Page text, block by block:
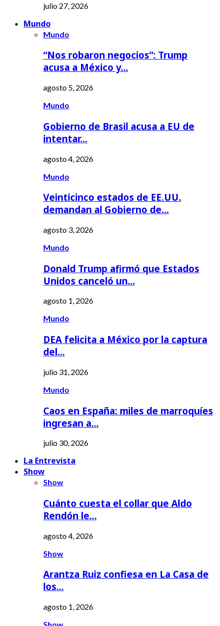
julio 27, 2026
Mundo
Mundo
“Nos robaron negocios”: Trump
acusa a México y…
agosto 5, 2026
Mundo
Gobierno de Brasil acusa a EU de
intentar…
agosto 4, 2026
Mundo
Veinticinco estados de EE.UU.
demandan al Gobierno de…
agosto 3, 2026
Mundo
Donald Trump afirmó que Estados
Unidos canceló un…
agosto 1, 2026
Mundo
DEA felicita a México por la captura
del…
julio 31, 2026
Mundo
Caos en España: miles de marroquíes
ingresan a…
julio 30, 2026
La Entrevista
Show
Show
Cuánto cuesta el collar que Aldo
Rendón le…
agosto 4, 2026
Show
Arantza Ruiz confiesa en La Casa de
los…
agosto 1, 2026